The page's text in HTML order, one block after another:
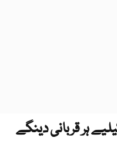
ہر قربانی دینگے